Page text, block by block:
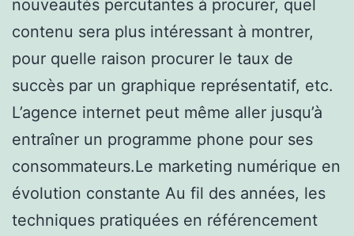
nouveautés percutantes à procurer, quel
contenu sera plus intéressant à montrer,
pour quelle raison procurer le taux de
succès par un graphique représentatif, etc.
L’agence internet peut même aller jusqu’à
entraîner un programme phone pour ses
consommateurs.Le marketing numérique en
évolution constante Au fil des années, les
techniques pratiquées en référencement